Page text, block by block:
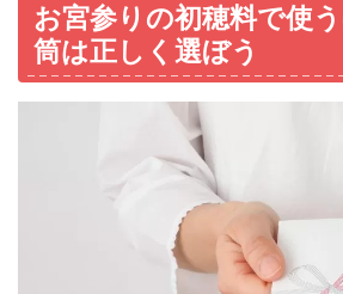
お宮参りの初穂料で使
筒は正しく選ぼう